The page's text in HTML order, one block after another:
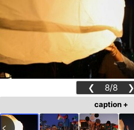
❮ 8/8 ❯
caption +